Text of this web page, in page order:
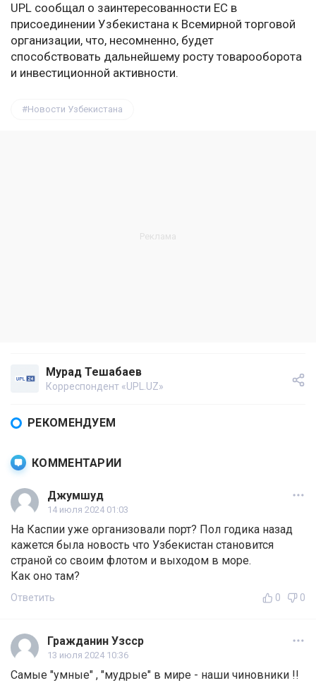
UPL сообщал о заинтересованности ЕС в
присоединении Узбекистана к Всемирной торговой
организации, что, несомненно, будет
способствовать дальнейшему росту товарооборота
и инвестиционной активности.
Новости Узбекистана
Мурад Тешабаев
Корреспондент «UPL.UZ»
РЕКОМЕНДУЕМ
КОММЕНТАРИИ
Джумшуд
14 июля 2024 01:03
На Каспии уже организовали порт? Пол годика назад
кажется была новость что Узбекистан становится
страной со своим флотом и выходом в море.
Как оно там?
Ответить 0 0
Гражданин Узсср
13 июля 2024 10:36
Самые "умные" , "мудрые" в мире - наши чиновники !!